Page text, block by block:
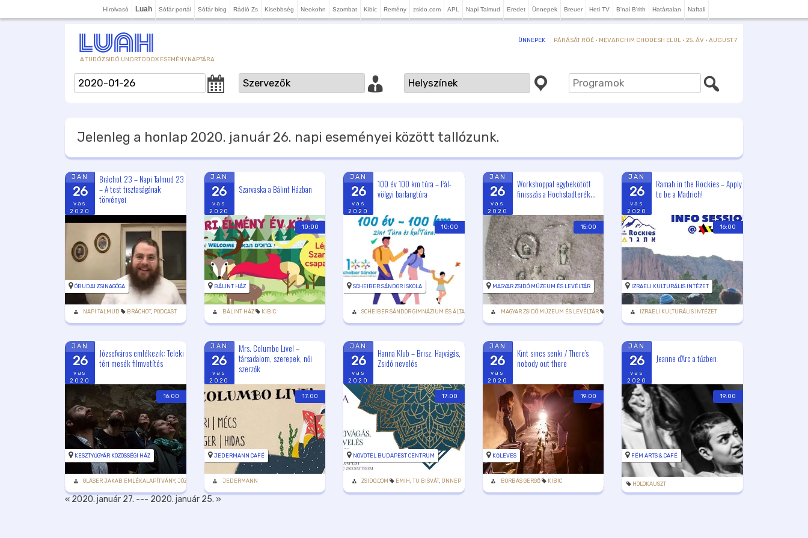
Hírolvasó Luah Sófár portál Sófár blog Rádió Zs Kisebbség Neokohn Szombat Kibic Remény zsido.com APL Napi Talmud Eredet Ünnepek Breuer Heti TV B'nai B'rith Határtalan Naftali
A TUDÓZSIDÓ UNORTODOX ESEMÉNYNAPTÁRA
ÜNNEPEK PÁRÁSÁT RÖÉ · MEVARCHIM CHODESH ELUL · 25. ÁV · AUGUST 7
Jelenleg a honlap 2020. január 26. napi eseményei között tallózunk.
JAN
26
vas
2020
Bráchot 23 – Napi Talmud 23
– A test tisztaságának
törvényei
ÓBUDAI ZSINAGÓGA
NAPI TALMUD BRÁCHOT, PODCAST
JAN
26
vas
2020
Szarvaska a Bálint Házban
10:00
BÁLINT HÁZ
BÁLINT HÁZ KIBIC
JAN
26
vas
2020
100 év 100 km túra – Pál-
völgyi barlangtúra
10:00
SCHEIBER SÁNDOR ISKOLA
SCHEIBER SÁNDOR GIMNÁZIUM ÉS ÁLTALÁNOS ISKOLA
JAN
26
vas
2020
Workshoppal egybekötött
finisszás a Hochstadterék...
15:00
MAGYAR ZSIDÓ MÚZEUM ÉS LEVÉLTÁR
MAGYAR ZSIDÓ MÚZEUM ÉS LEVÉLTÁR MAZSIHISZ
JAN
26
vas
2020
Ramah in the Rockies – Apply
to be a Madrich!
16:00
IZRAELI KULTURÁLIS INTÉZET
IZRAELI KULTURÁLIS INTÉZET
JAN
26
vas
2020
Józsefváros emlékezik: Teleki
téri mesék filmvetítés
16:00
KESZTYŰGYÁR KÖZÖSSÉGI HÁZ
GLÁSER JAKAB EMLÉKALAPÍTVÁNY, JÓZSEFVÁROSI ÖNKORMÁNYZAT
JAN
26
vas
2020
Mrs. Columbo Live! –
társadalom, szerepek, női
szerzők
17:00
JEDERMANN CAFÉ
JEDERMANN
JAN
26
vas
2020
Hanna Klub – Brisz, Hajvágás,
Zsidó nevelés
17:00
NOVOTEL BUDAPEST CENTRUM
ZSIDO.COM EMIH ,TU BISVÁT, ÜNNEP
JAN
26
vas
2020
Kint sincs senki / There’s
nobody out there
19:00
KŐLEVES
BORBÁS GERGŐ KIBIC
JAN
26
vas
2020
Jeanne d’Arc a tűzben
19:00
FÉM ARTS & CAFÉ
HOLOKAUSZT
« 2020. január 27. --- 2020. január 25. »